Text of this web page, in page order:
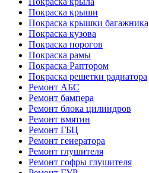
Покраска крыши
Покраска крышки багажника
Покраска кузова
Покраска порогов
Покраска рамы
Покраска Раптором
Покраска решетки радиатора
Ремонт АБС
Ремонт бампера
Ремонт блока цилиндров
Ремонт вмятин
Ремонт ГБЦ
Ремонт генератора
Ремонт глушителя
Ремонт гофры глушителя